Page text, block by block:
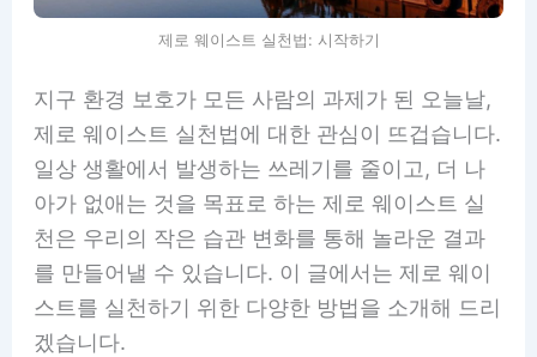
제로 웨이스트 실천법: 시작하기
지구 환경 보호가 모든 사람의 과제가 된 오늘날,
제로 웨이스트 실천법에 대한 관심이 뜨겁습니다.
일상 생활에서 발생하는 쓰레기를 줄이고, 더 나
아가 없애는 것을 목표로 하는 제로 웨이스트 실
천은 우리의 작은 습관 변화를 통해 놀라운 결과
를 만들어낼 수 있습니다. 이 글에서는 제로 웨이
스트를 실천하기 위한 다양한 방법을 소개해 드리
겠습니다.